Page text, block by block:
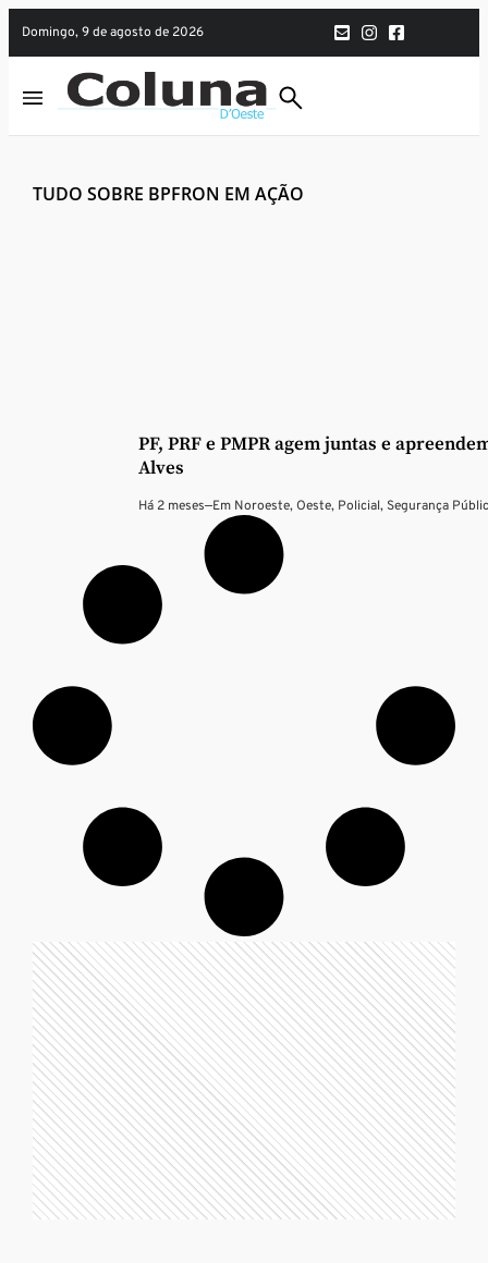
domingo, 9 de agosto de 2026
TUDO SOBRE BPFRON EM AÇÃO
PF, PRF e PMPR agem juntas e
Alves
Há 2 meses—Em Noroeste,Oeste, Policial, Segurança